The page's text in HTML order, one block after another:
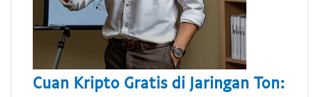
Cuan Kripto Gratis di Jaringan Ton: